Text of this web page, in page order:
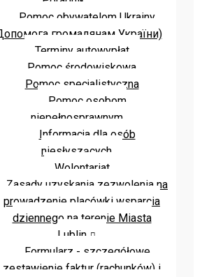
Pomoc obywatelom Ukrainy
громадянам України)
Terminy autowypłat
Pomoc środowiskowa
Pomoc specjalistyczna
Pomoc osobom
niepełnosprawnym
Informacja dla osób
niesłyszących
Wolontariat
Zasady uzyskania zezwolenia na
prowadzenie placówki wsparcia
dziennego na terenie Miasta
Lublin
Formularz - szczegółowe
zestawienie faktur (rachunków) i